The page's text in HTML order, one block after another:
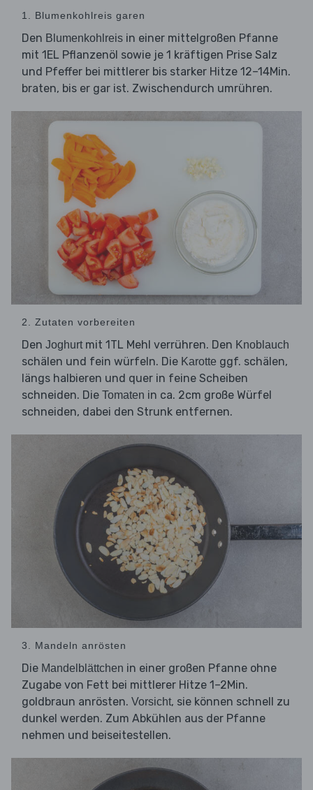
1. Blumenkohlreis garen
Den Blumenkohlreis in einer mittelgroßen Pfanne
mit 1EL Pflanzenöl sowie je 1 kräftigen Prise Salz
und Pfeffer bei mittlerer bis starker Hitze 12–14Min.
braten, bis er gar ist. Zwischendurch umrühren.
2. Zutaten vorbereiten
Den Joghurtmit 1TL Mehl verrühren. Den Knoblauch
schälen und fein würfeln. Die Karotte ggf. schälen,
längs halbieren und quer in feine Scheiben
schneiden. Die Tomaten in ca. 2cm große Würfel
schneiden, dabei den Strunk entfernen.
3. Mandeln anrösten
Die Mandelblättchen in einer großen Pfanne ohne
Zugabe von Fett bei mittlerer Hitze 1–2Min.
goldbraun anrösten. Vorsicht, sie können schnell zu
dunkel werden. Zum Abkühlen aus der Pfanne
nehmen und beiseitestellen.